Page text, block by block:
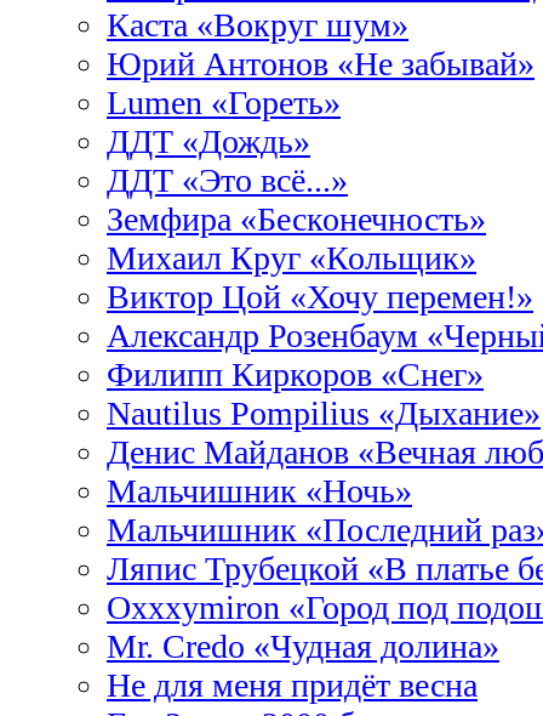
Каста «Вокруг шум»
Юрий Антонов «Не забывай»
Lumen «Гореть»
ДДТ «Дождь»
ДДТ «Это всё...»
Земфира «Бесконечность»
Михаил Круг «Кольщик»
Виктор Цой «Хочу перемен!»
Александр Розенбаум
Филипп Киркоров «Снег»
Nautilus Pompilius «Дыхание»
Денис Майданов «Вечная
Мальчишник «Ночь»
Мальчишник «Последний
Ляпис Трубецкой «В платье
Oxxxymiron «Город под
Mr. Credo «Чудная долина»
Не для меня придёт весна